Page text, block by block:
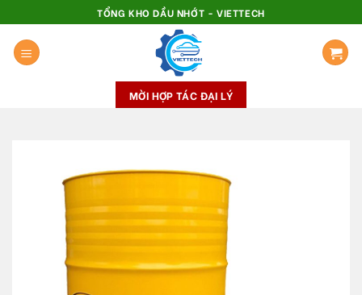
to
content
TỔNG KHO DẦU NHỚT - VIETTECH
MỜI HỢP TÁC ĐẠI LÝ